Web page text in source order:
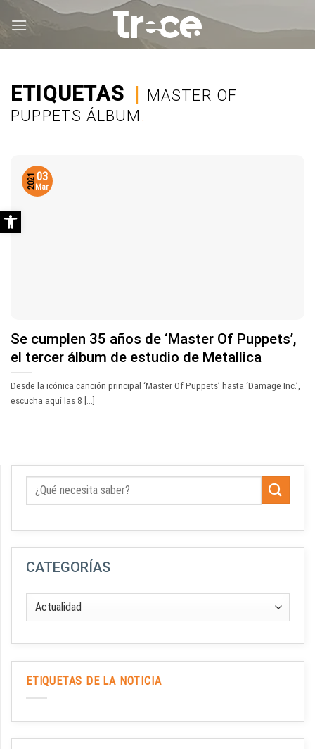
ETIQUETAS | MASTER OF
PUPPETS ÁLBUM .
Se cumplen 35 años de ‘Master Of Puppets’,
el tercer álbum de estudio de Metallica
Desde la icónica canción principal ‘Master Of Puppets’ hasta ‘Damage Inc.’,
escucha aquí las 8 [...]
03
Mar
2021
CATEGORÍAS
ETIQUETAS DE LA NOTICIA
Abrir barra de herramientas